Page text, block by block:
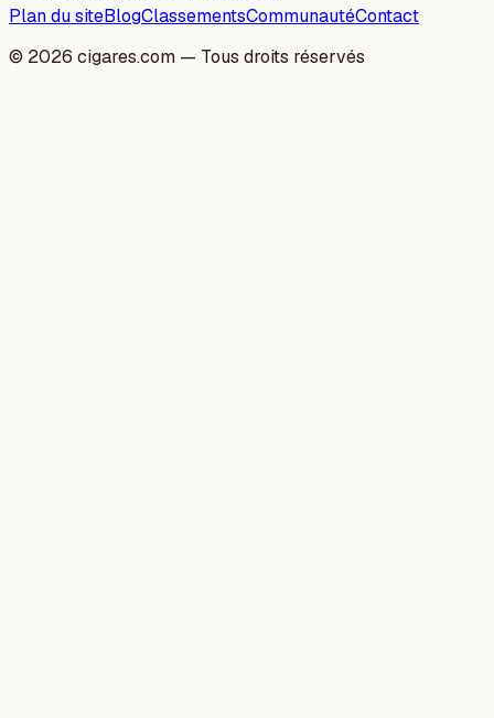
Plan du siteBlogClassementsCommunautéContact
© 2026 cigares.com — Tous droits réservés